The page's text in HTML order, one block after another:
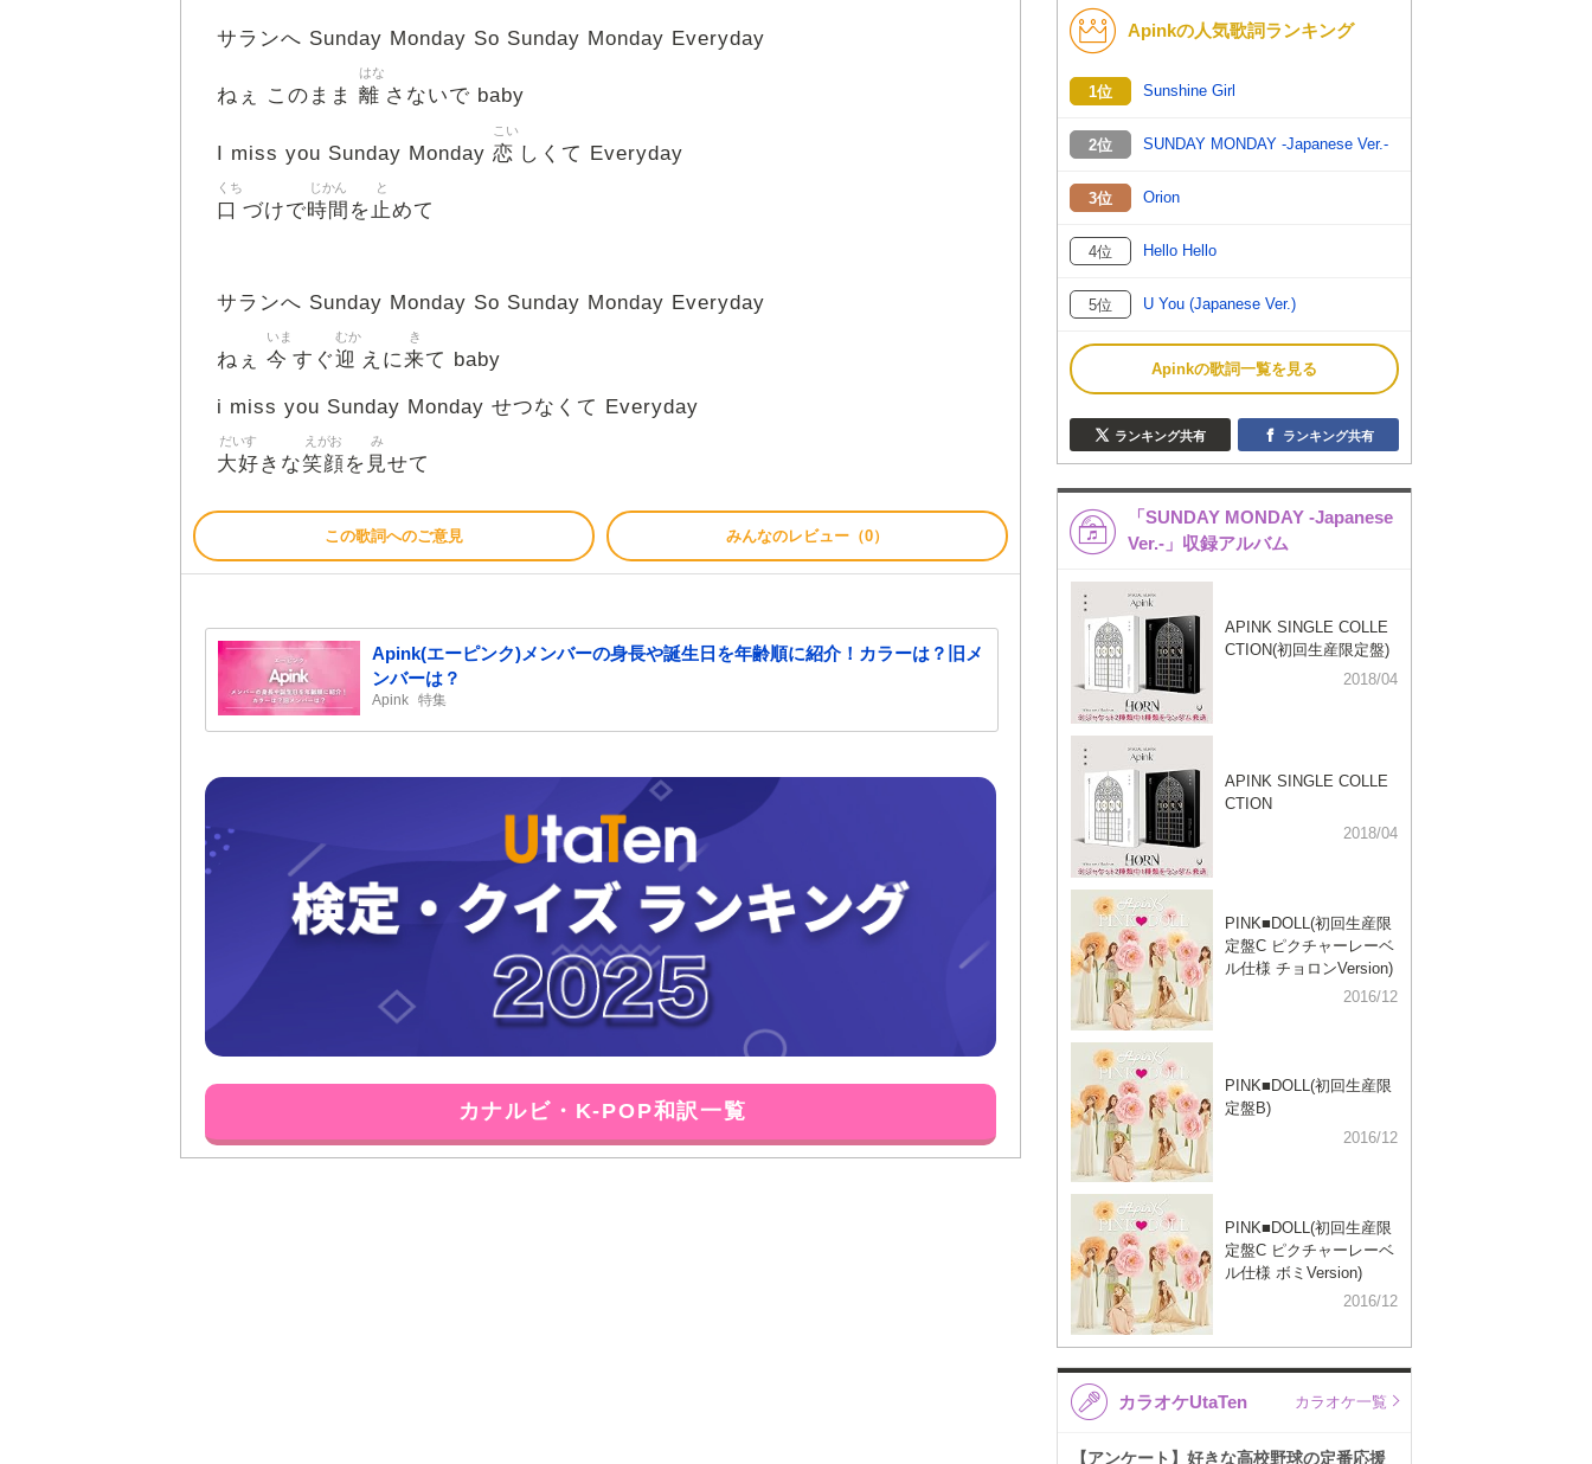
サランへ Sunday Monday So Sunday Monday Everyday
ねぇ このまま 離
はな
さないで baby
I miss you Sunday Monday 恋
こい
しくて Everyday
口
くち
づけで時間
じかん
を止
と
めて
サランへ Sunday Monday So Sunday Monday Everyday
ねぇ 今
いま
すぐ迎
むか
えに来
き
て baby
i miss you Sunday Monday せつなくて Everyday
大好
だいす
きな笑顔
えがお
を 見
み
せて
この歌詞へのご意見 みんなのレビュー（0）
Apink(エーピンク)メンバーの身長や誕生日を年齢順に紹介！カラーは？旧メ
ンバーは？
Apink 特集
カナルビ・K-POP和訳一覧
Apinkの人気歌詞ランキング
1位 Sunshine Girl
2位 SUNDAY MONDAY -Japanese Ver.-
3位 Orion
4位 Hello Hello
5位 U You (Japanese Ver.)
Apinkの歌詞一覧を見る
ランキング共有 ランキング共有
「SUNDAY MONDAY -Japanese
Ver.-」収録アルバム
APINK SINGLE COLLE
CTION(初回生産限定盤)
2018/04
APINK SINGLE COLLE
CTION
2018/04
PINK■DOLL(初回生産限
定盤C ピクチャーレーベ
ル仕様 チョロンVersion)
2016/12
PINK■DOLL(初回生産限
定盤B)
2016/12
PINK■DOLL(初回生産限
定盤C ピクチャーレーベ
ル仕様 ボミVersion)
2016/12
カラオケUtaTen カラオケ一覧
【アンケート】好きな高校野球の定番応援